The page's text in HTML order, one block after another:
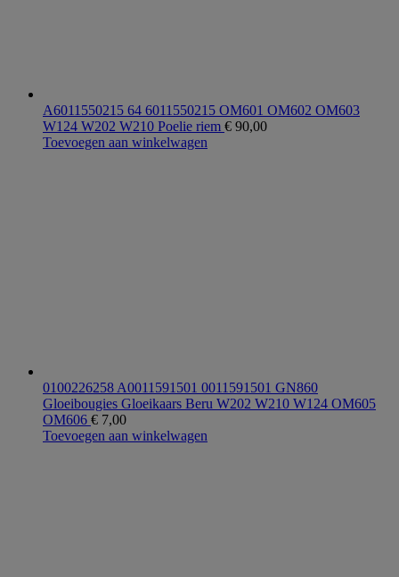
A6011550215 64 6011550215 OM601 OM602 OM603
W124 W202 W210 Poelie riem € 90,00
Toevoegen aan winkelwagen
0100226258 A0011591501 0011591501 GN860
Gloeibougies Gloeikaars Beru W202 W210 W124 OM605
OM606 € 7,00
Toevoegen aan winkelwagen